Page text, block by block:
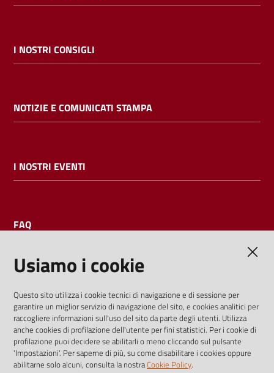
bibliotecario
I NOSTRI CONSIGLI
NOTIZIE E COMUNICATI STAMPA
I NOSTRI EVENTI
FAQ
I dati personali pubblicati sono riutilizzabili solo alle condizioni
previste dalla direttiva comunitaria 2003/98/CE e dal d.lgs.
36/2006
Usiamo i cookie
Questo sito utilizza i cookie tecnici di navigazione e di sessione per
garantire un miglior servizio di navigazione del sito, e cookies analitici per
raccogliere informazioni sull'uso del sito da parte degli utenti. Utilizza
anche cookies di profilazione dell'utente per fini statistici. Per i cookie di
profilazione puoi decidere se abilitarli o meno cliccando sul pulsante
'Impostazioni'. Per saperne di più, su come disabilitare i cookies oppure
abilitarne solo alcuni, consulta la nostraCookie Policy.